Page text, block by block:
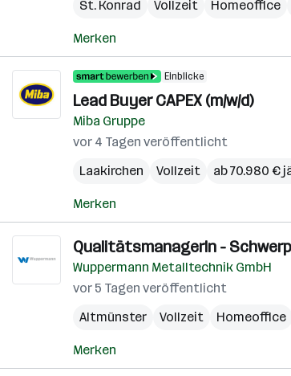
St. Konrad
Vollzeit Homeoffice
Merken
Einblicke
Lead Buyer CAPEX (m/w/d)
Miba Gruppe
vor 4 Tagen veröffentlicht
Laakirchen
Vollzeit ab 70.980 €
Merken
QualitätsmanagerIn -
Wuppermann Metalltechnik GmbH
vor 5 Tagen veröffentlicht
Altmünster
Vollzeit Homeoffice
Merken